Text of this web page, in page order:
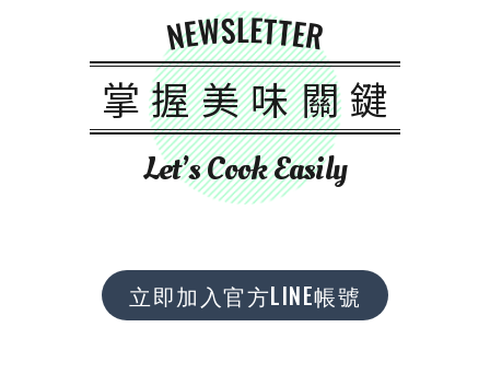
NEWSLETTER
掌握美味關鍵
Let’s Cook Easily
立即加入官方LINE帳號